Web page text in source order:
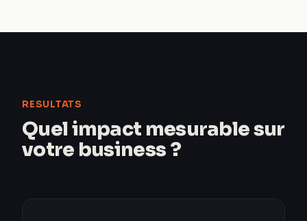
RESULTATS
Quel impact mesurable sur
votre business ?